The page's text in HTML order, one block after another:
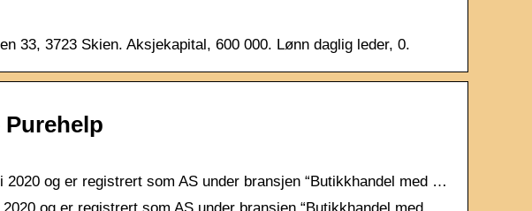
33, 3723 Skien. Aksjekapital, 600 000. Lønn daglig leder, 0.
Purehelp
og er registrert som AS under bransjen “Butikkhandel med …
og er registrert som AS under bransjen “Butikkhandel med